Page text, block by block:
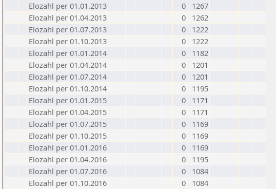
Elozahl per 01.01.2013
0
1267
Elozahl per 01.04.2013
0
1262
Elozahl per 01.07.2013
0
1222
Elozahl per 01.10.2013
0
1222
Elozahl per 01.01.2014
0
1182
Elozahl per 01.04.2014
0
1201
Elozahl per 01.07.2014
0
1201
Elozahl per 01.10.2014
0
1195
Elozahl per 01.01.2015
0
1171
Elozahl per 01.04.2015
0
1171
Elozahl per 01.07.2015
0
1169
Elozahl per 01.10.2015
0
1169
Elozahl per 01.01.2016
0
1169
Elozahl per 01.04.2016
0
1195
Elozahl per 01.07.2016
0
1084
Elozahl per 01.10.2016
0
1084